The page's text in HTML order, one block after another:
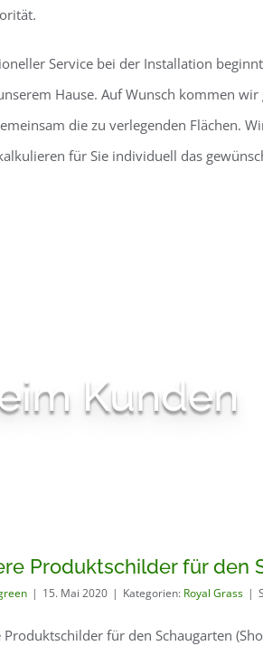
Service bei der Installation
Hause. Auf Wunsch kommen
die zu verlegenden Flächen.
für Sie individuell das
Kunden
Produktschilder für den
| 15. Mai 2020 | Kategorien: Royal Grass |
Produktschilder für den Schaugarten